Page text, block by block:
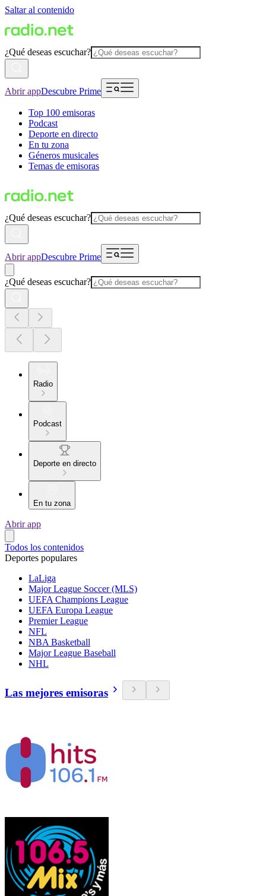
Saltar al contenido
¿Qué deseas escuchar?
Abrir appDescubre Prime
Top 100 emisoras
Podcast
Deporte en directo
En tu zona
Géneros musicales
Temas de emisoras
¿Qué deseas escuchar?
Abrir appDescubre Prime
¿Qué deseas escuchar?
Radio
Podcast
Deporte en directo
En tu zona
Abrir app
Todos los contenidos
Deportes populares
LaLiga
Major League Soccer (MLS)
UEFA Champions League
UEFA Europa League
Premier League
NFL
NBA Basketball
Major League Baseball
NHL
Las mejores emisoras